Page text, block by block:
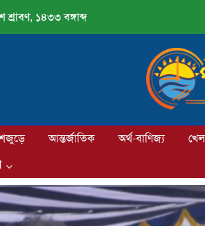
১৪৩৩ বঙ্গাব্দ
আন্তর্জাতিক অর্থ-বাণিজ্য